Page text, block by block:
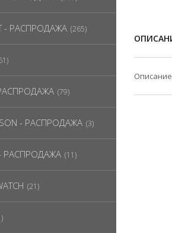
- РАСПРОДАЖА (265)
(79)
- РАСПРОДАЖА (3)
- РАСПРОДАЖА (11)
(21)